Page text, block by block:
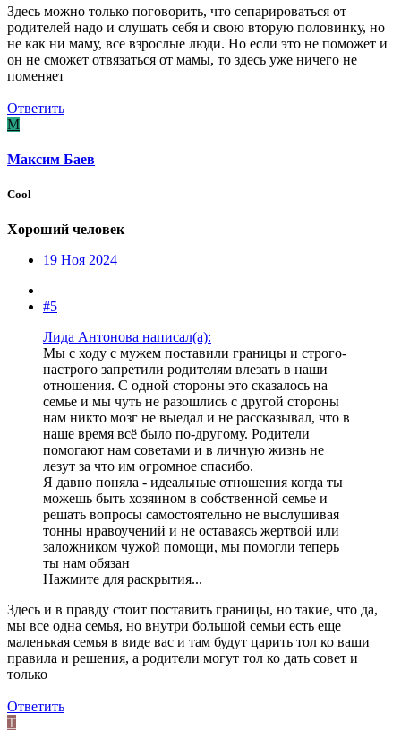
Здесь можно только поговорить, что сепарироваться от
родителей надо и слушать себя и свою вторую половинку, но
не как ни маму, все взрослые люди. Но если это не поможет и
он не сможет отвязаться от мамы, то здесь уже ничего не
поменяет
Ответить
М
Максим Баев
Cool
Хороший человек
19 Ноя 2024
#5
Лида Антонова написал(а):
Мы с ходу с мужем поставили границы и строго-
настрого запретили родителям влезать в наши
отношения. С одной стороны это сказалось на
семье и мы чуть не разошлись с другой стороны
нам никто мозг не выедал и не рассказывал, что в
наше время всё было по-другому. Родители
помогают нам советами и в личную жизнь не
лезут за что им огромное спасибо.
Я давно поняла - идеальные отношения когда ты
можешь быть хозяином в собственной семье и
решать вопросы самостоятельно не выслушивая
тонны нравоучений и не оставаясь жертвой или
заложником чужой помощи, мы помогли теперь
ты нам обязан
Нажмите для раскрытия...
Здесь и в правду стоит поставить границы, но такие, что да,
мы все одна семья, но внутри большой семьи есть еще
маленькая семья в виде вас и там будут царить тол ко ваши
правила и решения, а родители могут тол ко дать совет и
только
Ответить
T